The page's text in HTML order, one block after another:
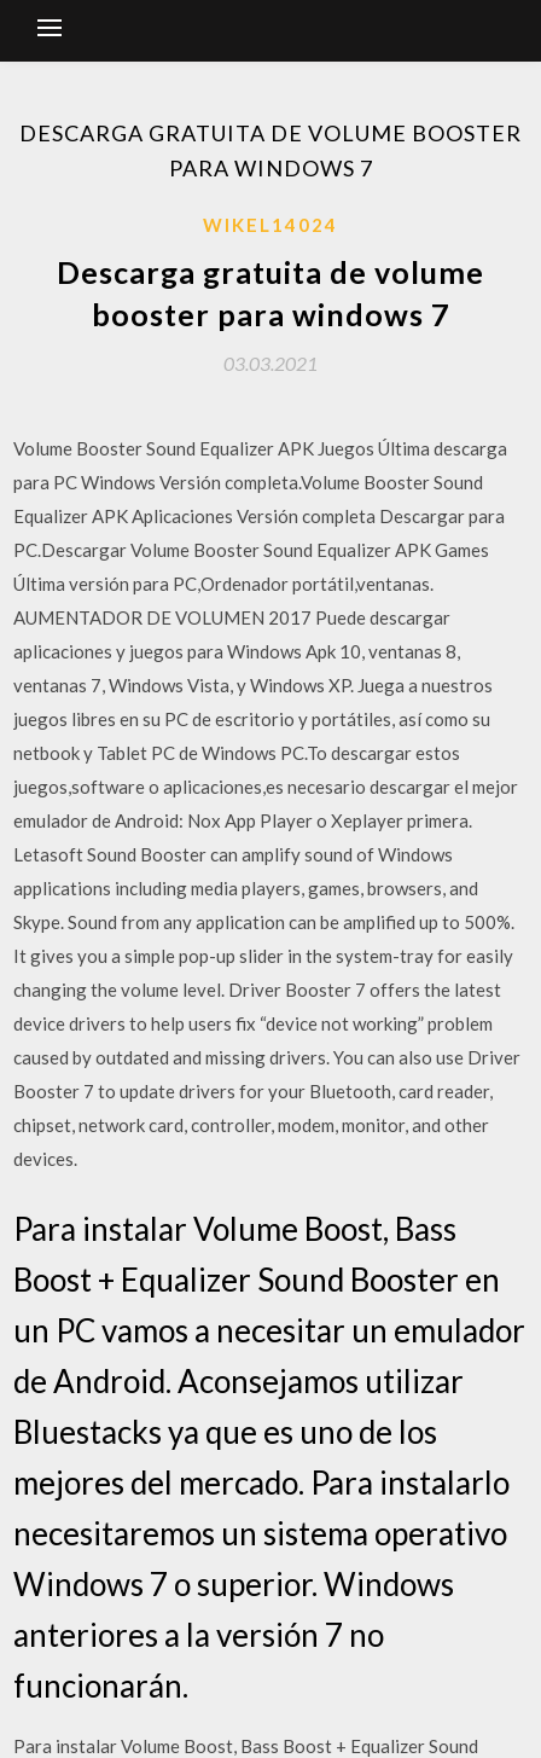
DESCARGA GRATUITA DE VOLUME BOOSTER
PARA WINDOWS 7
WIKEL14024
Descarga gratuita de volume
booster para windows 7
03.03.2021
Volume Booster Sound Equalizer APK Juegos Última descarga
para PC Windows Versión completa.Volume Booster Sound
Equalizer APK Aplicaciones Versión completa Descargar para
PC.Descargar Volume Booster Sound Equalizer APK Games
Última versión para PC,Ordenador portátil,ventanas.
AUMENTADOR DE VOLUMEN 2017 Puede descargar
aplicaciones y juegos para Windows Apk 10, ventanas 8,
ventanas 7, Windows Vista, y Windows XP. Juega a nuestros
juegos libres en su PC de escritorio y portátiles, así como su
netbook y Tablet PC de Windows PC.To descargar estos
juegos,software o aplicaciones,es necesario descargar el mejor
emulador de Android: Nox App Player o Xeplayer primera.
Letasoft Sound Booster can amplify sound of Windows
applications including media players, games, browsers, and
Skype. Sound from any application can be amplified up to 500%.
It gives you a simple pop-up slider in the system-tray for easily
changing the volume level. Driver Booster 7 offers the latest
device drivers to help users fix “device not working” problem
caused by outdated and missing drivers. You can also use Driver
Booster 7 to update drivers for your Bluetooth, card reader,
chipset, network card, controller, modem, monitor, and other
devices.
Para instalar Volume Boost, Bass
Boost + Equalizer Sound Booster en
un PC vamos a necesitar un emulador
de Android. Aconsejamos utilizar
Bluestacks ya que es uno de los
mejores del mercado. Para instalarlo
necesitaremos un sistema operativo
Windows 7 o superior. Windows
anteriores a la versión 7 no
funcionarán.
Para instalar Volume Boost, Bass Boost + Equalizer Sound